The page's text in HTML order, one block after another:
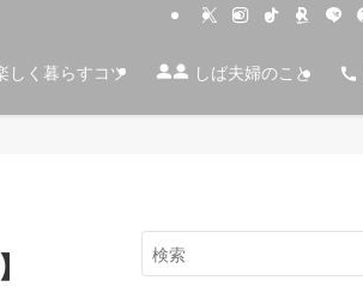
しく暮らすコツ しば夫婦のこと